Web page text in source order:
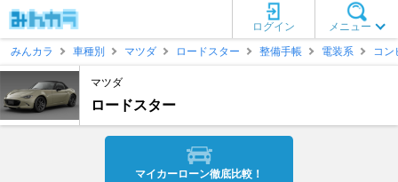
メニュー
ログイン
みんカラ
車種別 マツダ ロードスター 整備手帳 電装系 コン
マツダ
ロードスター
マイカーローン徹底比較！